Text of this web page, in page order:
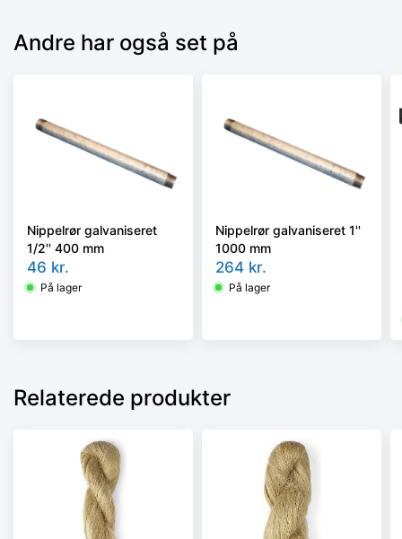
Andre har også set på
Nippelrør galvaniseret
1/2'' 400 mm
46 kr.
På lager
Nippelrør galvaniseret 1''
1000 mm
264 kr.
På lager
Relaterede produkter